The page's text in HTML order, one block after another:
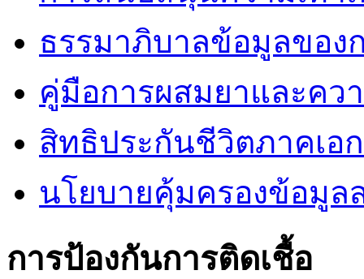
ธรรมาภิบาลข้อมูลของ
คู่มือการผสมยาและคว
สิทธิประกันชีวิตภาคเอ
นโยบายคุ้มครองข้อมูล
การป้องกันการติดเชื้อ